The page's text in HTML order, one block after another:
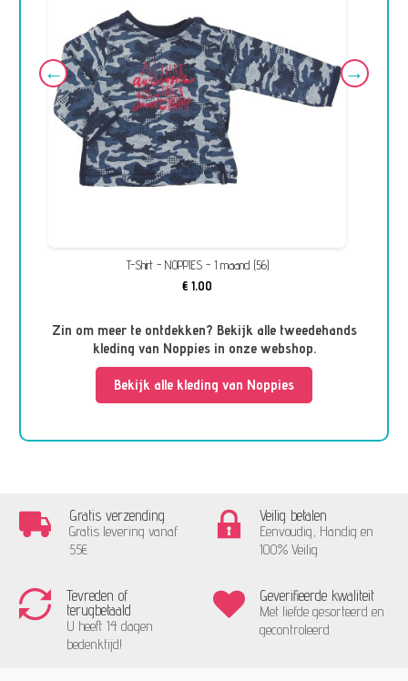
T-Shirt - NOPPIES - 1 maand (56)
€ 1,00
Zin om meer te ontdekken? Bekijk alle tweedehands
kleding van Noppies in onze webshop.
Bekijk alle kleding van Noppies
Gratis verzending
Gratis levering vanaf
55€
Veilig betalen
Eenvoudig, Handig en
100% Veilig
Tevreden of
terugbetaald
U heeft 14 dagen
bedenktijd!
Geverifieerde kwaliteit
Met liefde gesorteerd en
gecontroleerd